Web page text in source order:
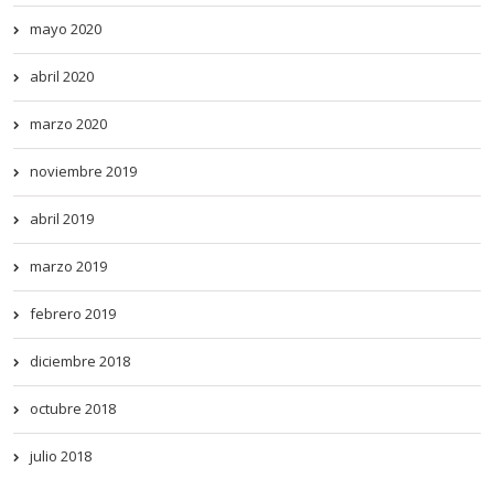
mayo 2020
abril 2020
marzo 2020
noviembre 2019
abril 2019
marzo 2019
febrero 2019
diciembre 2018
octubre 2018
julio 2018